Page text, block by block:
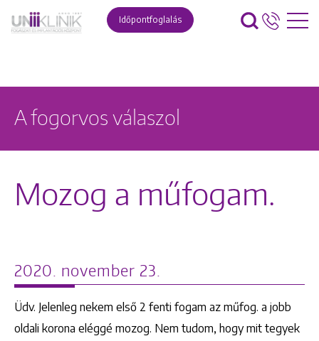
Időpontfoglalás
A fogorvos válaszol
Mozog a műfogam.
2020. november 23.
Üdv. Jelenleg nekem első 2 fenti fogam az műfog. a jobb
oldali korona eléggé mozog. Nem tudom, hogy mit tegyek